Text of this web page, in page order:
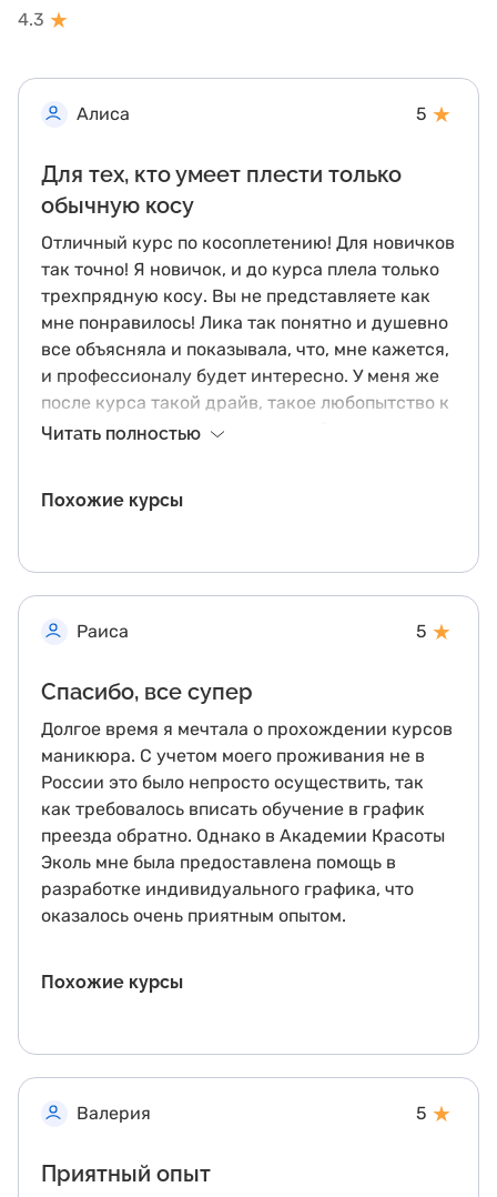
4.3 ★
Алиса 5 ★
Для тех, кто умеет плести только
обычную косу
Отличный курс по косоплетению! Для новичков
так точно! Я новичок, и до курса плела только
трехпрядную косу. Вы не представляете как
мне понравилось! Лика так понятно и душевно
все объясняла и показывала, что, мне кажется,
и профессионалу будет интересно. У меня же
после курса такой драйв, такое любопытство к
косоплетению: я заразилась любовью к этому
оттачивать навыки) Спасибо!
Читать полностью
Похожие курсы
Раиса 5 ★
Спасибо, все супер
Долгое время я мечтала о прохождении курсов
маникюра. С учетом моего проживания не в
России это было непросто осуществить, так
как требовалось вписать обучение в график
преезда обратно. Однако в Академии Красоты
Эколь мне была предоставлена помощь в
разработке индивидуального графика, что
оказалось очень приятным опытом.
Похожие курсы
Валерия 5 ★
Приятный опыт